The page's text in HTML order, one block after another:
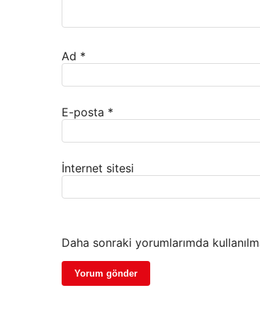
Ad *
E-posta *
İnternet sitesi
Daha sonraki yorumlarımda